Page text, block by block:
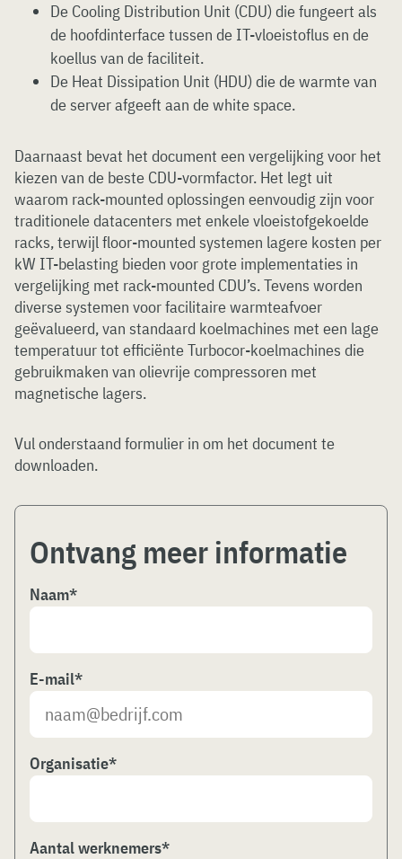
De Cooling Distribution Unit (CDU) die fungeert als
de hoofdinterface tussen de IT-vloeistoflus en de
koellus van de faciliteit.
De Heat Dissipation Unit (HDU) die de warmte van
de server afgeeft aan de white space.
Daarnaast bevat het document een vergelijking voor het
kiezen van de beste CDU-vormfactor. Het legt uit
waarom rack-mounted oplossingen eenvoudig zijn voor
traditionele datacenters met enkele vloeistofgekoelde
racks, terwijl floor-mounted systemen lagere kosten per
kW IT-belasting bieden voor grote implementaties in
vergelijking met rack-mounted CDU’s. Tevens worden
diverse systemen voor facilitaire warmteafvoer
geëvalueerd, van standaard koelmachines met een lage
temperatuur tot efficiënte Turbocor-koelmachines die
gebruikmaken van olievrije compressoren met
magnetische lagers.
Vul onderstaand formulier in om het document te
downloaden.
Ontvang meer informatie
Naam*
E-mail*
Organisatie*
Aantal werknemers*